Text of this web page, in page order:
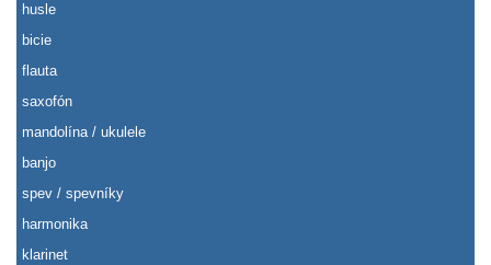
husle
bicie
flauta
saxofón
mandolína / ukulele
banjo
spev / spevníky
harmonika
klarinet